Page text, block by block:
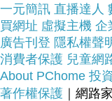
品號：3370234
一元簡訊 直播達人
買網址 虛擬主機 企
廣告刊登 隱私權聲
消費者保護 兒童網
About PChome 投
著作權保護 ｜網路